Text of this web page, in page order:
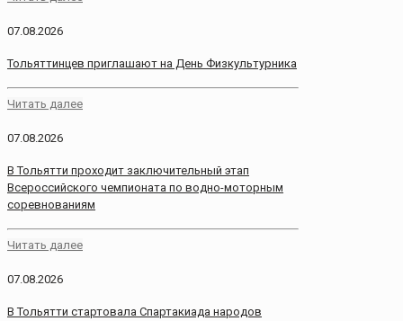
07.08.2026
Тольяттинцев приглашают на День Физкультурника
Читать далее
07.08.2026
В Тольятти проходит заключительный этап
Всероссийского чемпионата по водно-моторным
соревнованиям
Читать далее
07.08.2026
В Тольятти стартовала Спартакиада народов